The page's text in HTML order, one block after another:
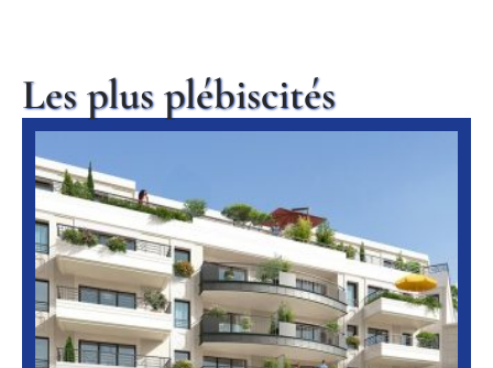
Les plus plébiscités